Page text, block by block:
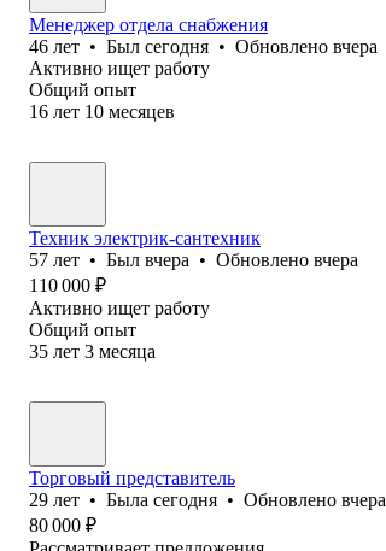
Менеджер отдела снабжения
46 лет • Был сегодня • Обновлено вчера
Активно ищет работу
Общий опыт
16 лет 10 месяцев
Техник электрик-сантехник
57 лет • Был вчера • Обновлено вчера
110 000 ₽
Активно ищет работу
Общий опыт
35 лет 3 месяца
Торговый представитель
29 лет • Была сегодня • Обновлено вчера
80 000 ₽